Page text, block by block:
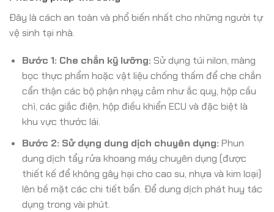
Đây là cách an toàn và phổ biến nhất cho những người tự
vệ sinh tại nhà.
Bước 1: Che chắn kỹ lưỡng: Sử dụng túi nilon, màng
bọc thực phẩm hoặc vật liệu chống thấm để che chắn
cẩn thận các bộ phận nhạy cảm như ắc quy, hộp cầu
chì, các giắc điện, hộp điều khiển ECU và đặc biệt là
khu vực thước lái.
Bước 2: Sử dụng dung dịch chuyên dụng: Phun
dung dịch tẩy rửa khoang máy chuyên dụng (được
thiết kế để không gây hại cho cao su, nhựa và kim loại)
lên bề mặt các chi tiết bẩn. Để dung dịch phát huy tác
dụng trong vài phút.